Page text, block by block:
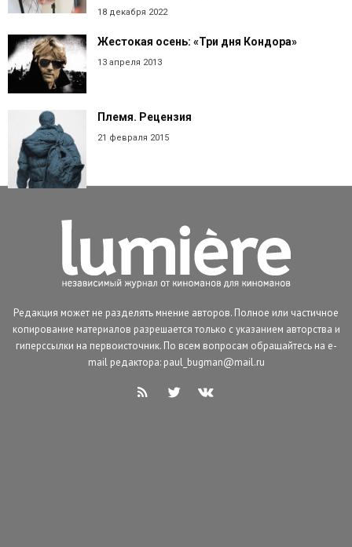
18 декабря 2022
Жестокая осень: «Три дня Кондора»
13 апреля 2013
Племя. Рецензия
21 февраля 2015
Редакция может не разделять мнение авторов. Полное или частичное
копирование материалов разрешается только с указанием авторства и
гиперссылки на первоисточник. По всем вопросам обращайтесь на e-
mail редактора: paul_bugman@mail.ru